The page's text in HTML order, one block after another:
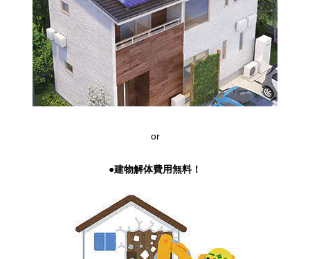
or
●建物解体費用無料！